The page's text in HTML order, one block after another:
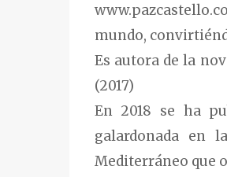
mundo,
Es autora de la
(2017)
En 2018 se ha
galardonada en
Mediterráneo que